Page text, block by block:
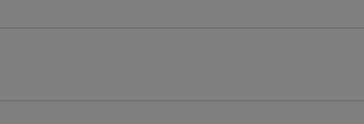
BKO–ACC: cmp-view-offers-disclaimer.
BKO–ACC: cmp-view-offers-
BKO–ACC: cmp-view-offers-
BKO–ACC: cmp-view-
BKO–ACC: cmp-view-
BKO–ACC: cmp-
BKO–ACC: